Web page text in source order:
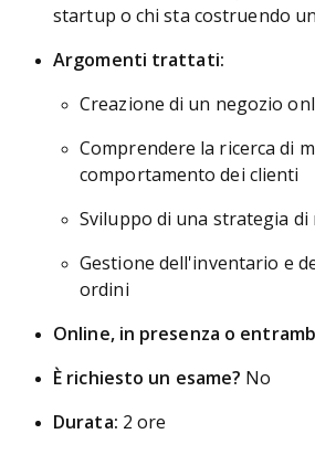
startup o chi sta costruendo
Argomenti trattati:
Creazione di un negozio
Comprendere la ricerca di
comportamento dei clienti
Sviluppo di una strategia
Gestione dell'inventario e
ordini
Online, in presenza o
È richiesto un esame? No
Durata: 2 ore